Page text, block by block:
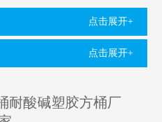
点击展开+
点击展开+
耐酸碱塑胶方桶厂